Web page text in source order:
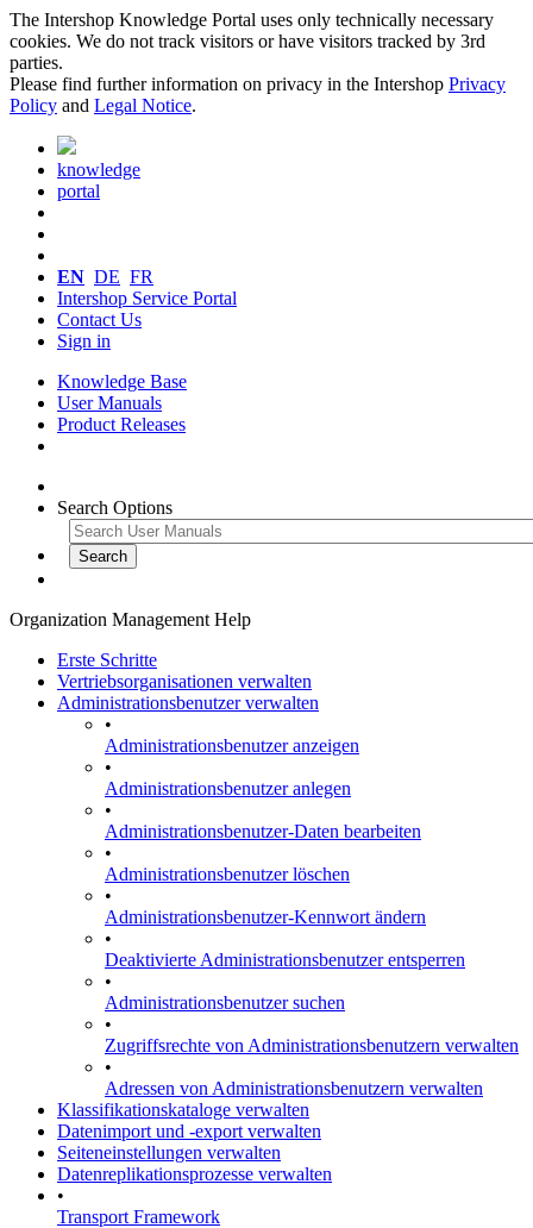
The Intershop Knowledge Portal uses only technically necessary
cookies. We do not track visitors or have visitors tracked by 3rd
parties.
Please find further information on privacy in the Intershop Privacy
Policy and Legal Notice.
knowledge
portal
EN DE FR
Intershop Service Portal
Contact Us
Sign in
Knowledge Base
User Manuals
Product Releases
Search Options
Organization Management Help
Erste Schritte
Vertriebsorganisationen verwalten
Administrationsbenutzer verwalten
•
Administrationsbenutzer anzeigen
•
Administrationsbenutzer anlegen
•
Administrationsbenutzer-Daten bearbeiten
•
Administrationsbenutzer löschen
•
Administrationsbenutzer-Kennwort ändern
•
Deaktivierte Administrationsbenutzer entsperren
•
Administrationsbenutzer suchen
•
Zugriffsrechte von Administrationsbenutzern verwalten
•
Adressen von Administrationsbenutzern verwalten
Klassifikationskataloge verwalten
Datenimport und -export verwalten
Seiteneinstellungen verwalten
Datenreplikationsprozesse verwalten
•
Transport Framework